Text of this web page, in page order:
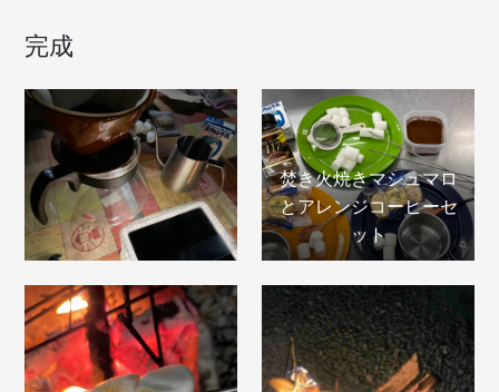
完成
焚き火焼きマシュマロ
とアレンジコーヒーセ
ット